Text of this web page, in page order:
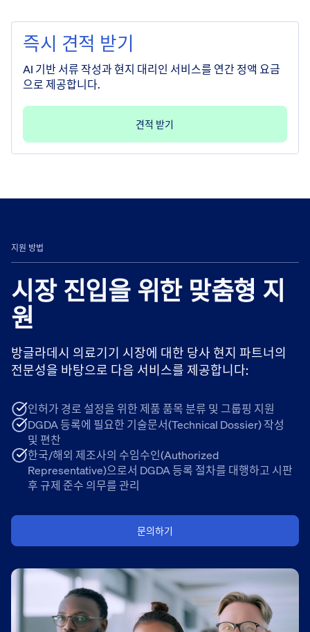
즉시 견적 받기
AI 기반 서류 작성과 현지 대리인 서비스를 연간 정액 요금
으로 제공합니다.
견적 받기
지원 방법
시장 진입을 위한 맞춤형 지
원
방글라데시 의료기기 시장에 대한 당사 현지 파트너의
전문성을 바탕으로 다음 서비스를 제공합니다:
인허가 경로 설정을 위한 제품 품목 분류 및 그룹핑 지원
DGDA 등록에 필요한 기술문서(Technical Dossier) 작성
및 편찬
한국/해외 제조사의 수임수인(Authorized
Representative)으로서 DGDA 등록 절차를 대행하고 시판
후 규제 준수 의무를 관리
문의하기